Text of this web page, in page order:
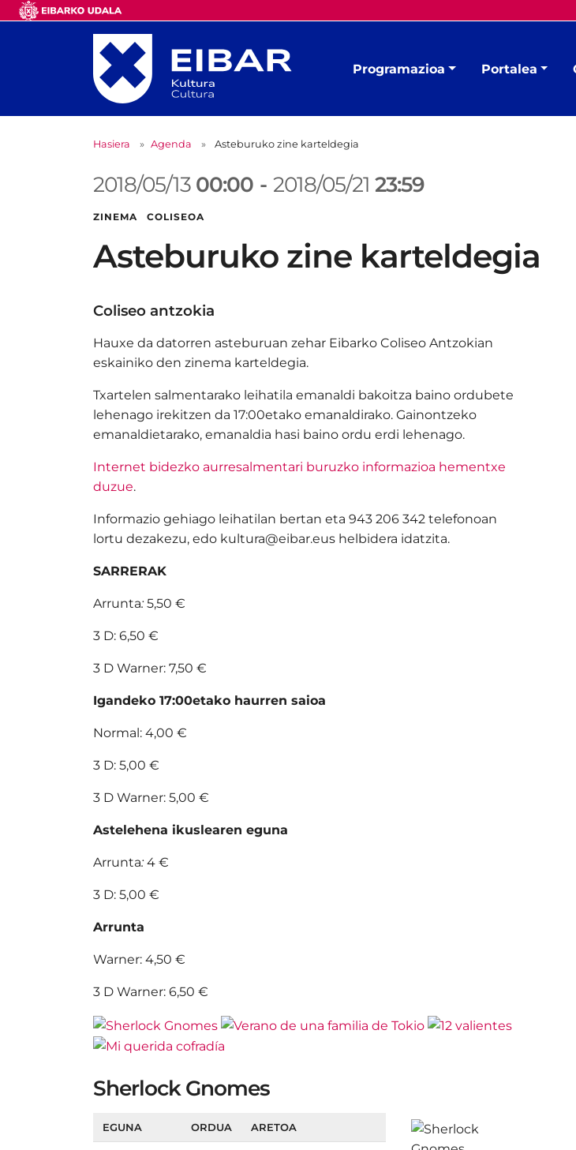
Programazioa Portalea
Hasiera Agenda Asteburuko zine karteldegia
2018/05/13 00:00 - 2018/05/21 23:59
ZINEMA COLISEOA
Asteburuko zine karteldegia
Coliseo antzokia
Hauxe da datorren asteburuan zehar Eibarko Coliseo Antzokian
eskainiko den zinema karteldegia.
Txartelen salmentarako leihatila emanaldi bakoitza baino ordubete
lehenago irekitzen da 17:00etako emanaldirako. Gainontzeko
emanaldietarako, emanaldia hasi baino ordu erdi lehenago.
Internet bidezko aurresalmentari buruzko informazioa hementxe
duzue.
Informazio gehiago leihatilan bertan eta 943 206 342 telefonoan
lortu dezakezu, edo kultura@eibar.eus helbidera idatzita.
SARRERAK
Arrunta:5,50 €
3 D: 6,50 €
3 D Warner: 7,50 €
Igandeko 17:00etako haurren saioa
Normal: 4,00 €
3 D: 5,00 €
3 D Warner: 5,00 €
Astelehena ikuslearen eguna
Arrunta:4 €
3 D: 5,00 €
Arrunta
Warner: 4,50 €
3 D Warner: 6,50 €
Sherlock Gnomes
EGUNA ORDUA ARETOA